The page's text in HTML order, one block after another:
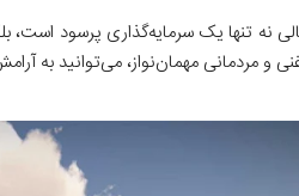
نه تنها یک سرمایه‌گذاری پرسود است،
و مردمانی مهمان‌نواز، می‌توانید به